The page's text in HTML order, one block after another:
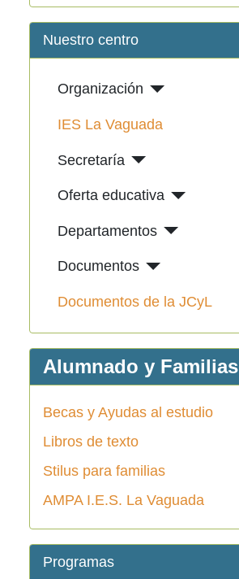
Nuestro centro
Organización
IES La Vaguada
Secretaría
Oferta educativa
Departamentos
Documentos
Documentos de la JCyL
Alumnado y Familias
Becas y Ayudas al estudio
Libros de texto
Stilus para familias
AMPA I.E.S. La Vaguada
Programas